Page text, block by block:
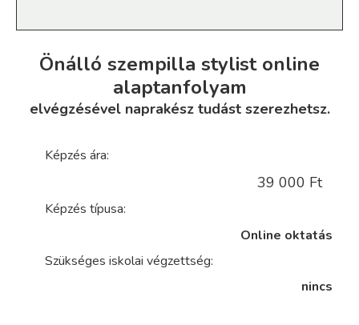
Önálló szempilla stylist online
alaptanfolyam
elvégzésével naprakész tudást szerezhetsz.
Képzés ára:
39 000 Ft
Képzés típusa:
Online oktatás
Szükséges iskolai végzettség:
nincs